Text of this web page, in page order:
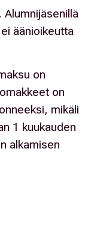
äänioikeutta
on
on
mikäli
1 kuukauden
alkamisen